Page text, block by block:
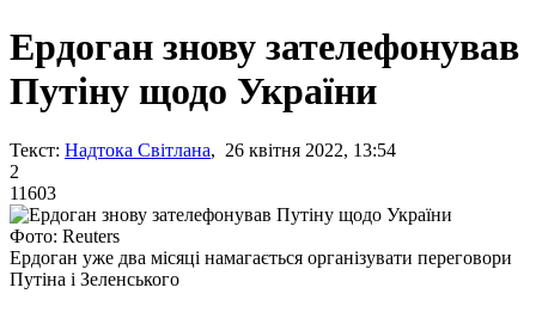
Ердоган знову зателефонував
Путіну щодо України
Текст: Надтока Світлана, 26 квітня 2022, 13:54
2
11603
Фото: Reuters
Ердоган уже два місяці намагається організувати переговори
Путіна і Зеленського